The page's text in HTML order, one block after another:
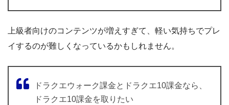
上級者向けのコンテンツが増えすぎて、軽い気持ちでプレ
イするのが難しくなっているかもしれません。
ドラクエウォーク課金とドラクエ10課金なら、
ドラクエ10課金を取りたい